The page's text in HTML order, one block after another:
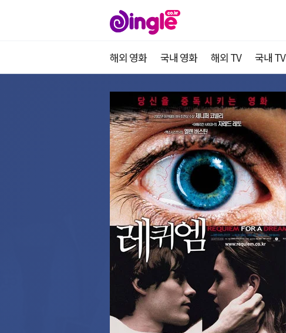
해외 영화 국내 영화 해외 TV 국내 TV